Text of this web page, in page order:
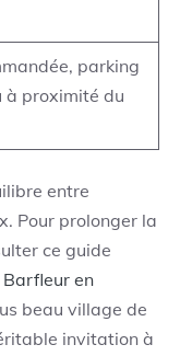
parking
à proximité du
entre
Pour prolonger la
ce guide
en
beau village de
invitation à